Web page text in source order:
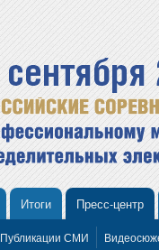
Итоги Пресс-центр
Публикации СМИ